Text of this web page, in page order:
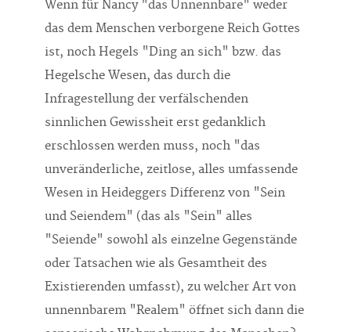
das dem Menschen verborgene Reich Gottes
ist, noch Hegels "Ding an sich" bzw. das
Hegelsche Wesen, das durch die
Infragestellung der verfälschenden
sinnlichen Gewissheit erst gedanklich
erschlossen werden muss, noch "das
unveränderliche, zeitlose, alles umfassende
Wesen in Heideggers Differenz von "Sein
und Seiendem" (das als "Sein" alles
"Seiende" sowohl als einzelne Gegenstände
oder Tatsachen wie als Gesamtheit des
Existierenden umfasst), zu welcher Art von
unnennbarem "Realem" öffnet sich dann die
sensorische Wahrnehmung des Menschen?